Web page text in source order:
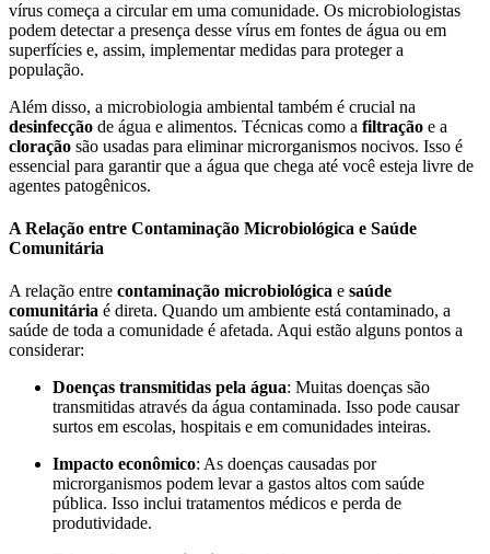
vírus começa a circular em uma comunidade. Os microbiologistas
podem detectar a presença desse vírus em fontes de água ou em
superfícies e, assim, implementar medidas para proteger a
população.
Além disso, a microbiologia ambiental também é crucial na
desinfecção de água e alimentos. Técnicas como a filtração e a
cloração são usadas para eliminar microrganismos nocivos. Isso é
essencial para garantir que a água que chega até você esteja livre de
agentes patogênicos.
A Relação entre Contaminação Microbiológica e Saúde
Comunitária
A relação entre contaminação microbiológica e saúde
comunitária é direta. Quando um ambiente está contaminado, a
saúde de toda a comunidade é afetada. Aqui estão alguns pontos a
considerar:
Doenças transmitidas pela água: Muitas doenças são
transmitidas através da água contaminada. Isso pode causar
surtos em escolas, hospitais e em comunidades inteiras.
Impacto econômico: As doenças causadas por
microrganismos podem levar a gastos altos com saúde
pública. Isso inclui tratamentos médicos e perda de
produtividade.